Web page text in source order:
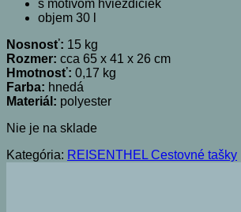
s motívom hviezdičiek
objem 30 l
Nosnosť: 15 kg
Rozmer: cca 65 x 41 x 26 cm
Hmotnosť: 0,17 kg
Farba: hnedá
Materiál: polyester
Nie je na sklade
Kategória: REISENTHEL Cestovné tašky